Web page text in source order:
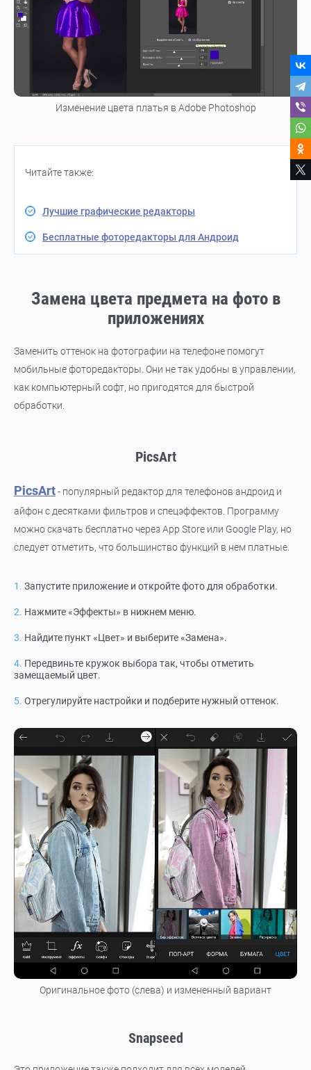
Изменение цвета платья в Adobe Photoshop
Читайте также:
Лучшие графические редакторы
Бесплатные фоторедакторы для Андроид
Замена цвета предмета на фото в
приложениях
Заменить оттенок на фотографии на телефоне помогут
мобильные фоторедакторы. Они не так удобны в управлении,
как компьютерный софт, но пригодятся для быстрой
обработки.
PicsArt
PicsArt- популярный редактор для телефонов андроид и
айфон с десятками фильтров и спецэффектов. Программу
можно скачать бесплатно через App Store или Google Play, но
следует отметить, что большинство функций в нем платные.
Запустите приложение и откройте фото для обработки.
Нажмите «Эффекты» в нижнем меню.
Найдите пункт «Цвет» и выберите «Замена».
Передвиньте кружок выбора так, чтобы отметить
замещаемый цвет.
Отрегулируйте настройки и подберите нужный оттенок.
Оригинальное фото (слева) и измененный вариант
Snapseed